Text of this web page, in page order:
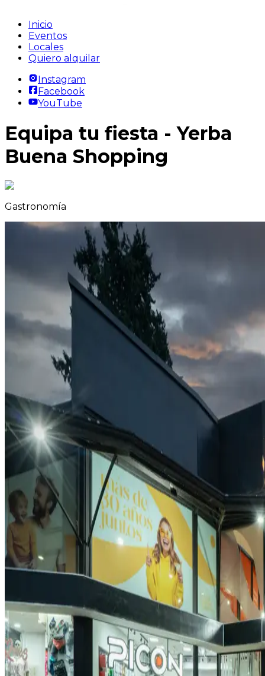
Inicio
Eventos
Locales
Quiero alquilar
Instagram
Facebook
YouTube
Equipa tu fiesta - Yerba
Buena Shopping
Gastronomía